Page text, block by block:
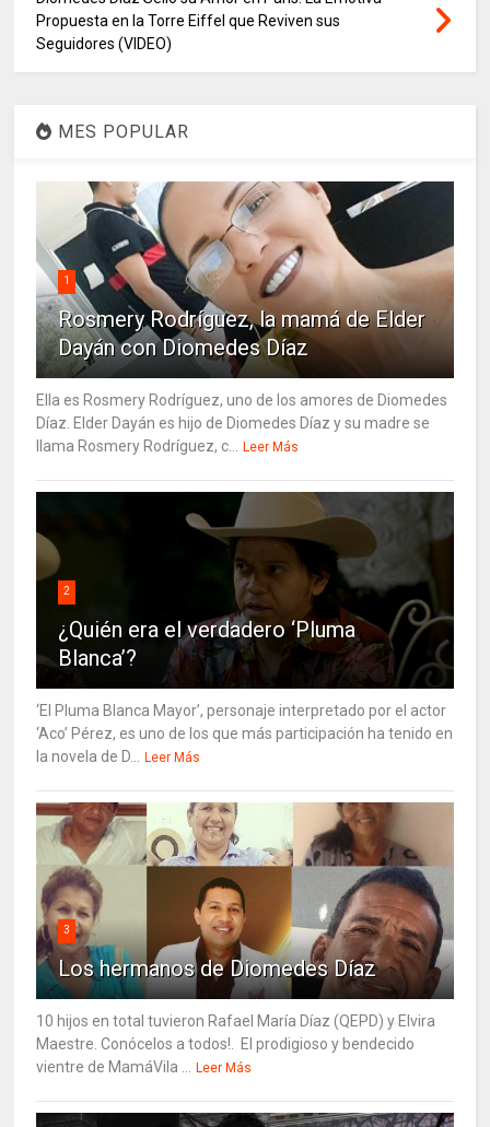
Propuesta en la Torre Eiffel que Reviven sus
Seguidores (VIDEO)
MES POPULAR
1
Rosmery Rodríguez, la mamá de Elder
Dayán con Diomedes Díaz
Ella es Rosmery Rodríguez, uno de los amores de Diomedes
Díaz. Elder Dayán es hijo de Diomedes Díaz y su madre se
llama Rosmery Rodríguez, c...
Leer Más
2
¿Quién era el verdadero ‘Pluma
Blanca’?
‘El Pluma Blanca Mayor’, personaje interpretado por el actor
‘Aco’ Pérez, es uno de los que más participación ha tenido en
la novela de D...
Leer Más
3
Los hermanos de Diomedes Díaz
10 hijos en total tuvieron Rafael María Díaz (QEPD) y Elvira
Maestre. Conócelos a todos!. El prodigioso y bendecido
vientre de MamáVila ...
Leer Más